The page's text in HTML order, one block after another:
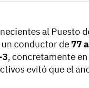
al Puesto
conductor de 77
3, concretamente
evitó que el